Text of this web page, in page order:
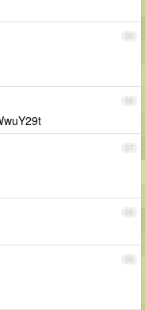
95
96
97
98
99